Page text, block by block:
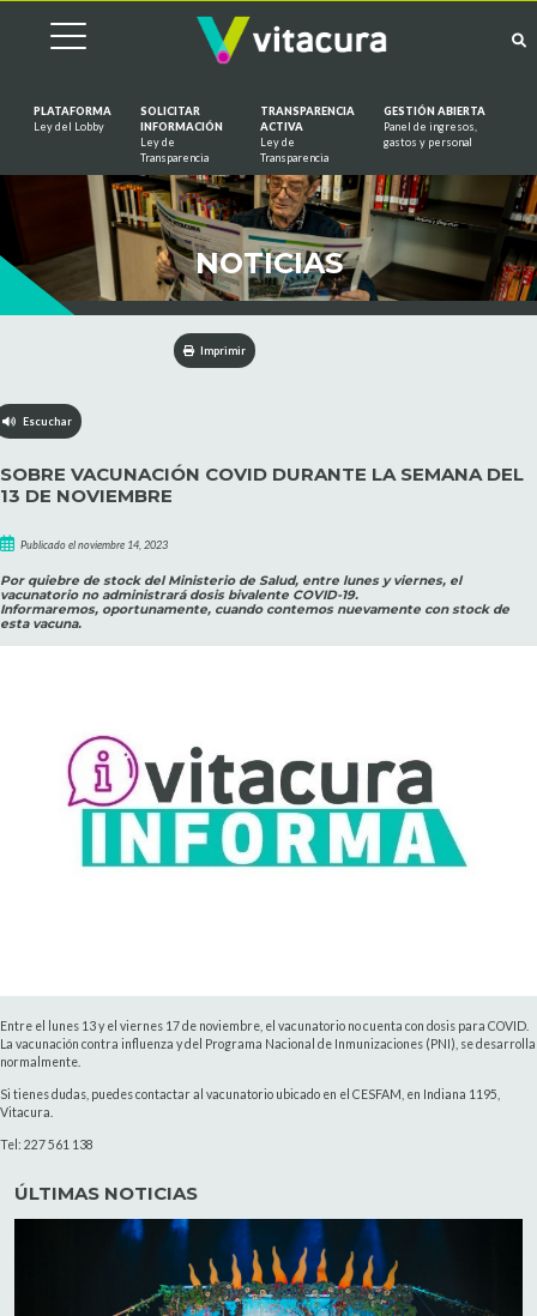
PLATAFORMA
Ley del Lobby
SOLICITAR
INFORMACIÓN
Ley de
Transparencia
TRANSPARENCIA
ACTIVA
Ley de
Transparencia
GESTIÓN ABIERTA
Panel de ingresos,
gastos y personal
NOTICIAS
Imprimir
Escuchar
SOBRE VACUNACIÓN COVID DURANTE LA SEMANA DEL
13 DE NOVIEMBRE
Publicado el noviembre 14, 2023
Por quiebre de stock del Ministerio de Salud, entre lunes y viernes, el
vacunatorio no administrará dosis bivalente COVID-19.
Informaremos, oportunamente, cuando contemos nuevamente con stock de
esta vacuna.
Entre el lunes 13 y el viernes 17 de noviembre, el vacunatorio no cuenta con dosis para COVID.
La vacunación contra influenza y del Programa Nacional de Inmunizaciones (PNI), se desarrolla
normalmente.
Si tienes dudas, puedes contactar al vacunatorio ubicado en el CESFAM, en Indiana 1195,
Vitacura.
Tel: 227 561 138
ÚLTIMAS NOTICIAS